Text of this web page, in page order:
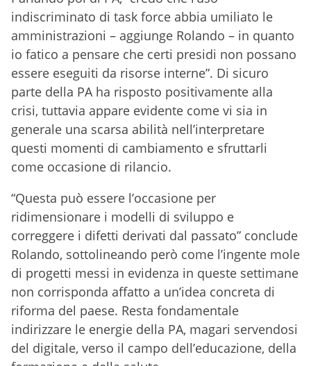
indiscriminato di task force abbia umiliato le
amministrazioni – aggiunge Rolando – in quanto
io fatico a pensare che certi presidi non possano
essere eseguiti da risorse interne”. Di sicuro
parte della PA ha risposto positivamente alla
crisi, tuttavia appare evidente come vi sia in
generale una scarsa abilità nell’interpretare
questi momenti di cambiamento e sfruttarli
come occasione di rilancio.
“Questa può essere l’occasione per
ridimensionare i modelli di sviluppo e
correggere i difetti derivati dal passato” conclude
Rolando, sottolineando però come l’ingente mole
di progetti messi in evidenza in queste settimane
non corrisponda affatto a un’idea concreta di
riforma del paese. Resta fondamentale
indirizzare le energie della PA, magari servendosi
del digitale, verso il campo dell’educazione, della